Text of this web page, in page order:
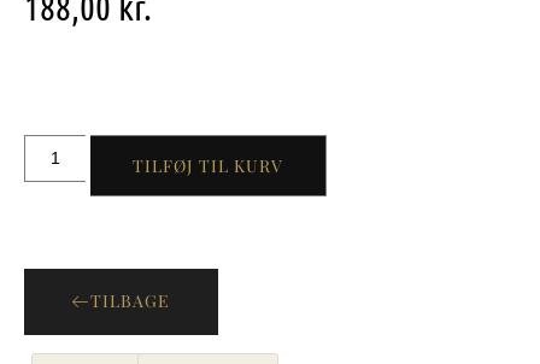
TILFØJ TIL KURV
TILBAGE